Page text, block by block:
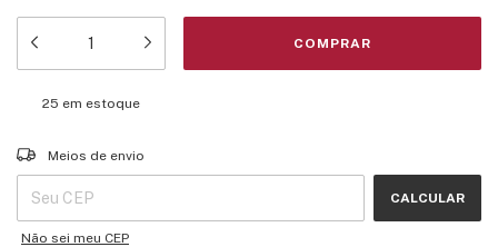
25 em estoque
Entregas para o CEP:
Meios de envio
CALCULAR
Não sei meu CEP